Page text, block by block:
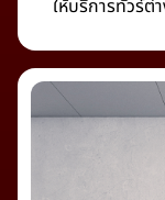
ให้บริการทัวร์ต่